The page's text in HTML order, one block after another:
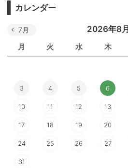
カレンダー
2026年8月
月 火 水 木
7月
3 4 5 6
10 11 12 13
17 18 19 20
24 25 26 27
31